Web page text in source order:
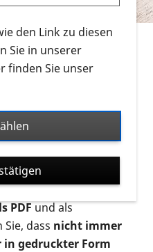
Erklärvideos zum
RETINA-Website
Menschen an.
Infomaterial
um ausschließlich
Audios oder Videos zu
Broschüren werden in
zur
gedruckte Variante
PDFund als
dass nicht immer
in gedruckter Form
den Link zu diesen
Sie in unserer
finden Sie unser